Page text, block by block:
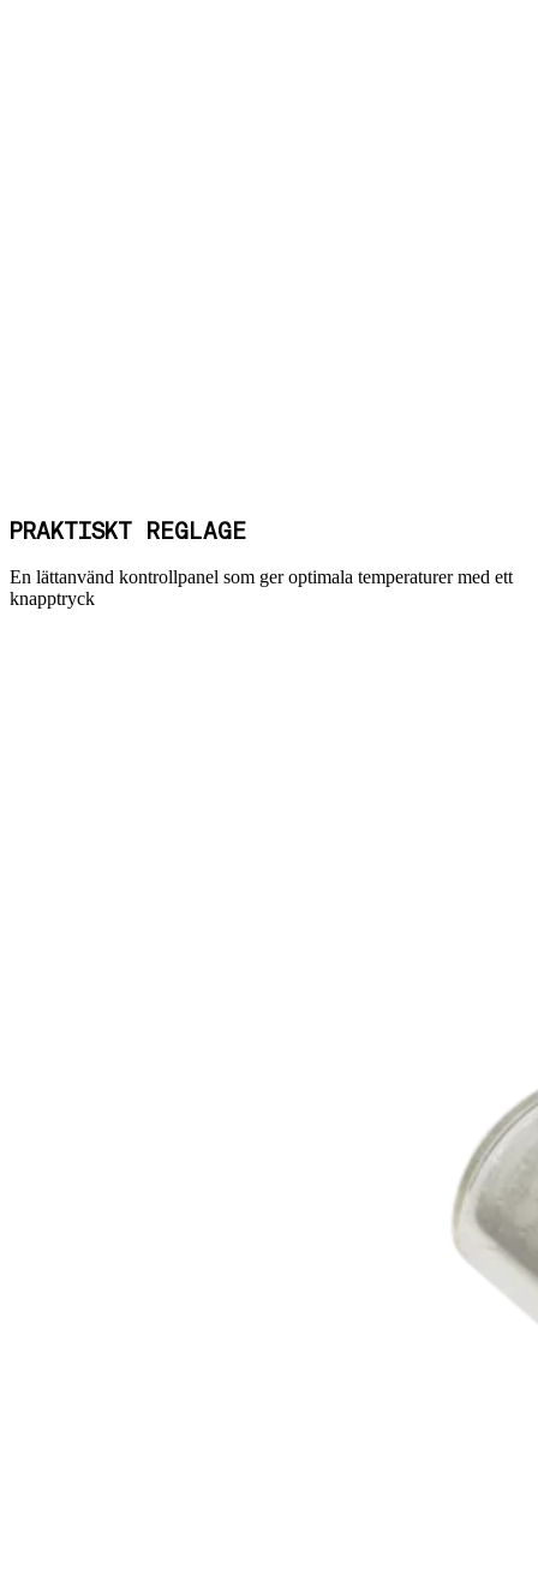
PRAKTISKT REGLAGE
En lättanvänd kontrollpanel som ger optimala temperaturer med ett
knapptryck